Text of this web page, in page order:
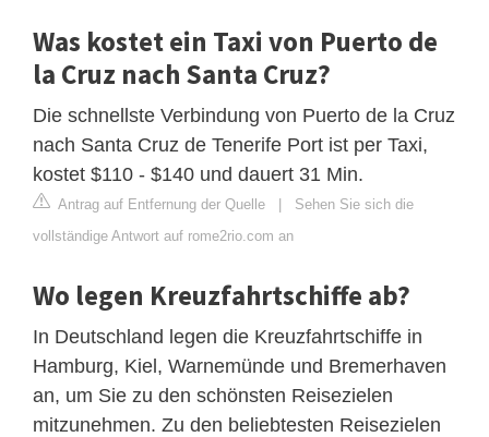
Was kostet ein Taxi von Puerto de
la Cruz nach Santa Cruz?
Die schnellste Verbindung von Puerto de la Cruz
nach Santa Cruz de Tenerife Port ist per Taxi,
kostet $110 - $140 und dauert 31 Min.
Antrag auf Entfernung der Quelle | Sehen Sie sich die
vollständige Antwort auf rome2rio.com an
Wo legen Kreuzfahrtschiffe ab?
In Deutschland legen die Kreuzfahrtschiffe in
Hamburg, Kiel, Warnemünde und Bremerhaven
an, um Sie zu den schönsten Reisezielen
mitzunehmen. Zu den beliebtesten Reisezielen